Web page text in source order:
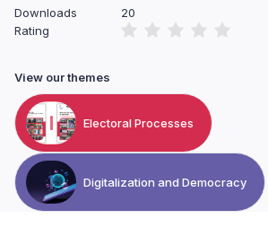
Downloads
20
Rating
View our themes
Electoral Processes
Digitalization and Democracy